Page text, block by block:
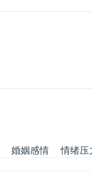
婚姻感情 情绪压